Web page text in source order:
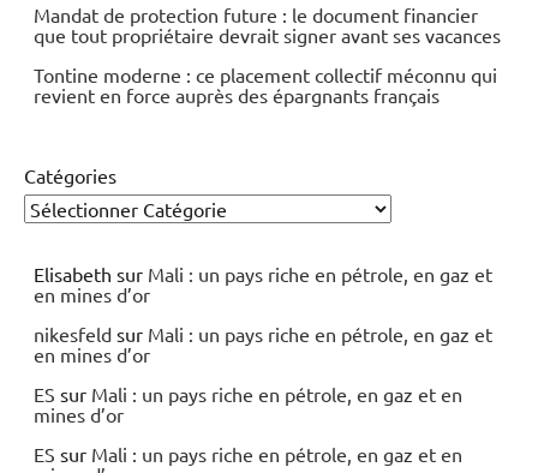
Mandat de protection future : le document financier
que tout propriétaire devrait signer avant ses vacances
Tontine moderne : ce placement collectif méconnu qui
revient en force auprès des épargnants français
Catégories
Elisabeth sur Mali : un pays riche en pétrole, en gaz et
en mines d’or
nikesfeld sur Mali : un pays riche en pétrole, en gaz et
en mines d’or
ES sur Mali : un pays riche en pétrole, en gaz et en
mines d’or
ES sur Mali : un pays riche en pétrole, en gaz et en